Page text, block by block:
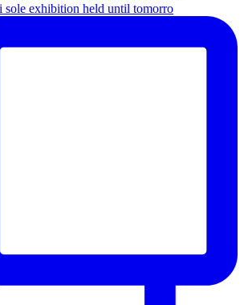
sole exhibition held until tomorro